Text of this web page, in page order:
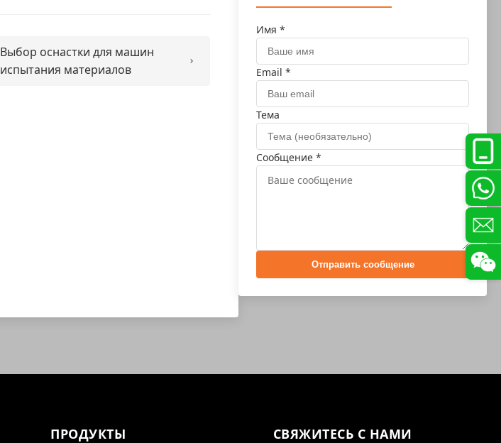
Выбор оснастки для машин
испытания материалов
Имя *
Email *
Тема
Сообщение *
Отправить сообщение
ПРОДУКТЫ СВЯЖИТЕСЬ С НАМИ